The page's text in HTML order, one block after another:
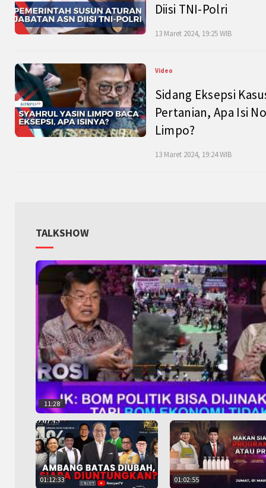
Diisi TNI-Polri
13 Maret 2024, 19:25 WIB
Video
Sidang Eksepsi
Pertanian, Apa Isi
Limpo?
13 Maret 2024, 19:24 WIB
TALKSHOW
11:28
01:12:33 01:02:55